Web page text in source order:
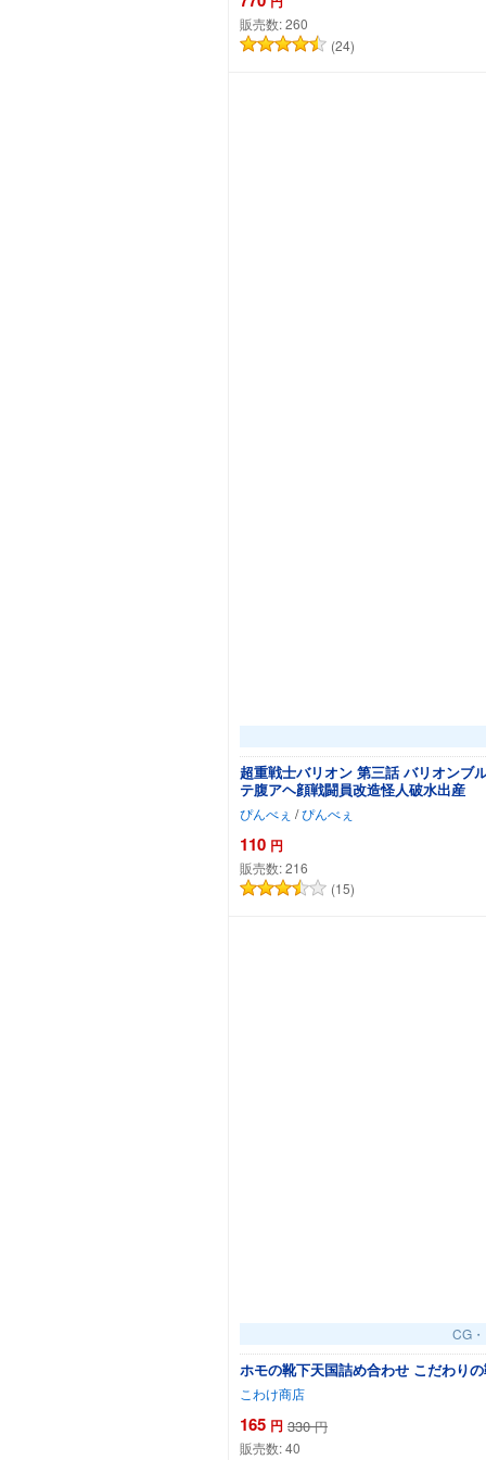
販売数:260
(24)
超重戦士バリオン 第三話 バリオンブ
テ腹アヘ顔戦闘員改造怪人破水出産
ぴんべぇ /ぴんべぇ
110 円
販売数:216
(15)
CG
ホモの靴下天国詰め合わせ こだわり
こわけ商店
165 円 330 円
販売数:40